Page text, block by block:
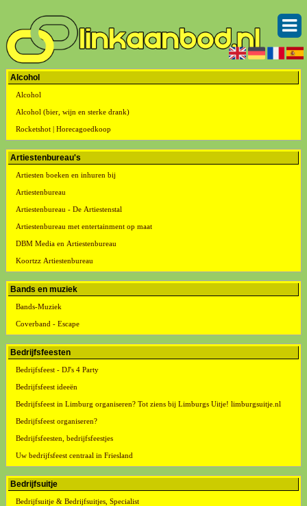
Alcohol
Alcohol
Alcohol (bier, wijn en sterke drank)
Rocketshot | Horecagoedkoop
Artiestenbureau's
Artiesten boeken en inhuren bij
Artiestenbureau
Artiestenbureau - De Artiestenstal
Artiestenbureau met entertainment op maat
DBM Media en Artiestenbureau
Koortzz Artiestenbureau
Bands en muziek
Bands-Muziek
Coverband - Escape
Bedrijfsfeesten
Bedrijfsfeest - DJ's 4 Party
Bedrijfsfeest ideeën
Bedrijfsfeest in Limburg organiseren? Tot ziens bij Limburgs Uitje! limburgsuitje.nl
Bedrijfsfeest organiseren?
Bedrijfsfeesten, bedrijfsfeestjes
Uw bedrijfsfeest centraal in Friesland
Bedrijfsuitje
Bedrijfsuitje & Bedrijfsuitjes, Specialist